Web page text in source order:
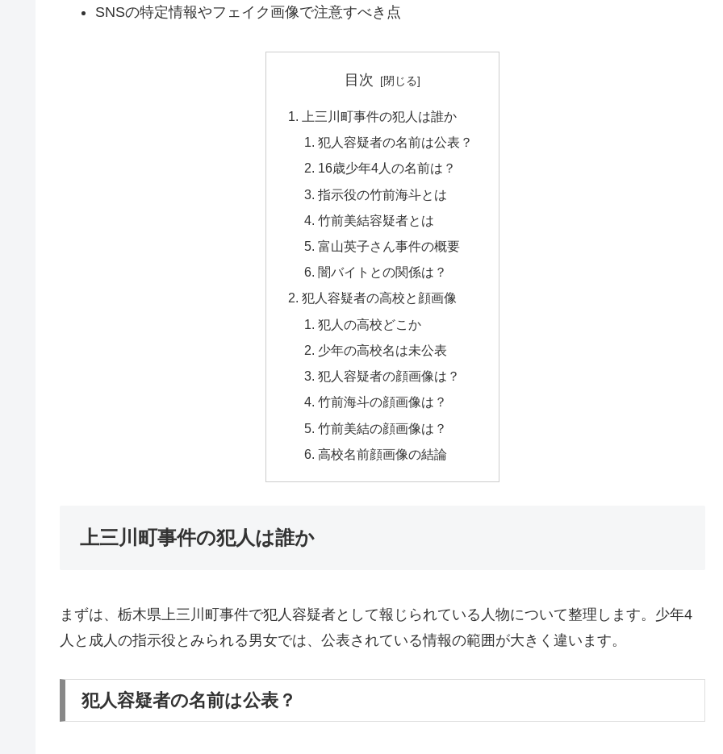
SNSの特定情報やフェイク画像で注意すべき点
目次
上三川町事件の犯人は誰か
犯人容疑者の名前は公表？
16歳少年4人の名前は？
指示役の竹前海斗とは
竹前美結容疑者とは
富山英子さん事件の概要
闇バイトとの関係は？
犯人容疑者の高校と顔画像
犯人の高校どこか
少年の高校名は未公表
犯人容疑者の顔画像は？
竹前海斗の顔画像は？
竹前美結の顔画像は？
高校名前顔画像の結論
上三川町事件の犯人は誰か
まずは、栃木県上三川町事件で犯人容疑者として報じられている人物について整理します。少年4
人と成人の指示役とみられる男女では、公表されている情報の範囲が大きく違います。
犯人容疑者の名前は公表？